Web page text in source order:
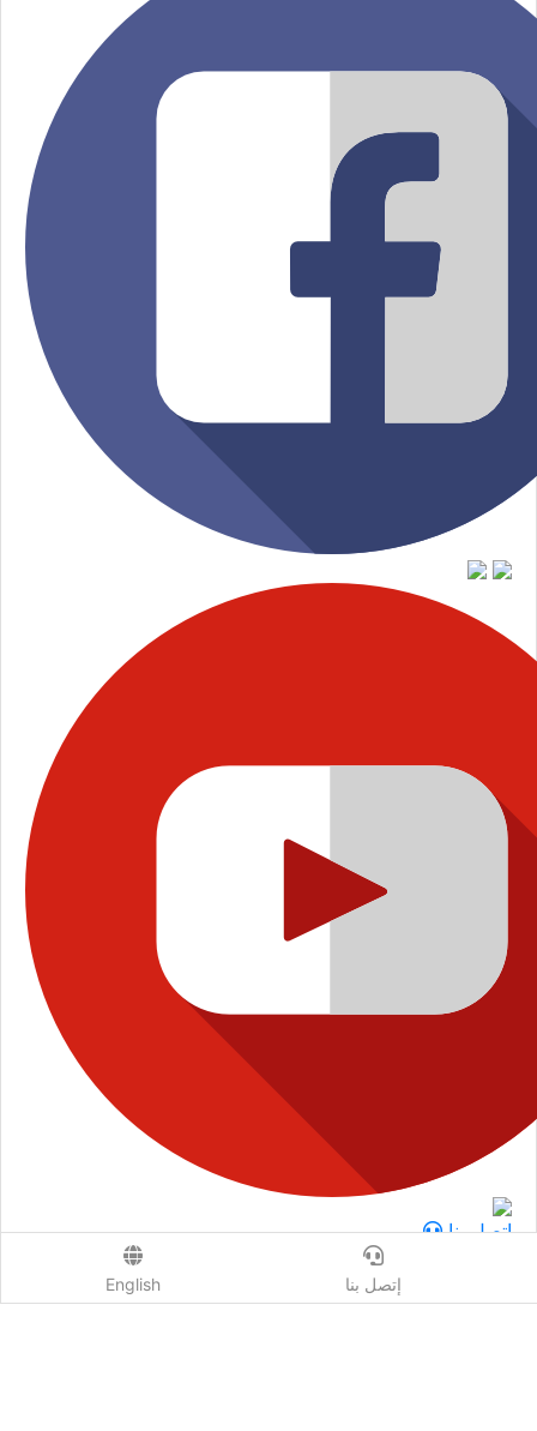
إتصل بنا English
إتصل بنا
شروط الاستخدام